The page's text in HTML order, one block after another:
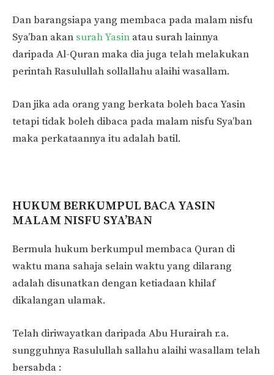
Dan barangsiapa yang membaca pada malam nisfu
Sya’ban akan surah Yasin atau surah lainnya
daripada Al-Quran maka dia juga telah melakukan
perintah Rasulullah sollallahu alaihi wasallam.
Dan jika ada orang yang berkata boleh baca Yasin
tetapi tidak boleh dibaca pada malam nisfu Sya’ban
maka perkataannya itu adalah batil.
HUKUM BERKUMPUL BACA YASIN
MALAM NISFU SYA’BAN
Bermula hukum berkumpul membaca Quran di
waktu mana sahaja selain waktu yang dilarang
adalah disunatkan dengan ketiadaan khilaf
dikalangan ulamak.
Telah diriwayatkan daripada Abu Hurairah r.a.
sungguhnya Rasulullah sallahu alaihi wasallam telah
bersabda :